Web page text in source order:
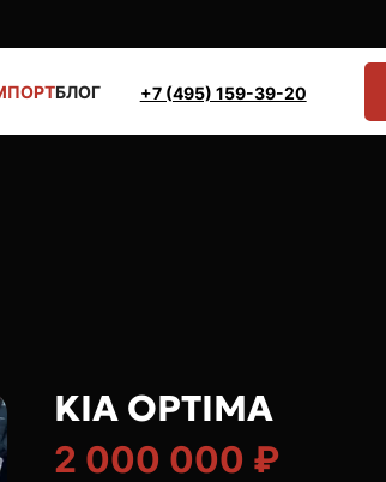
БЛОГ +7 (495) 159-39-20
KIA OPTIMA
2 000 000 ₽